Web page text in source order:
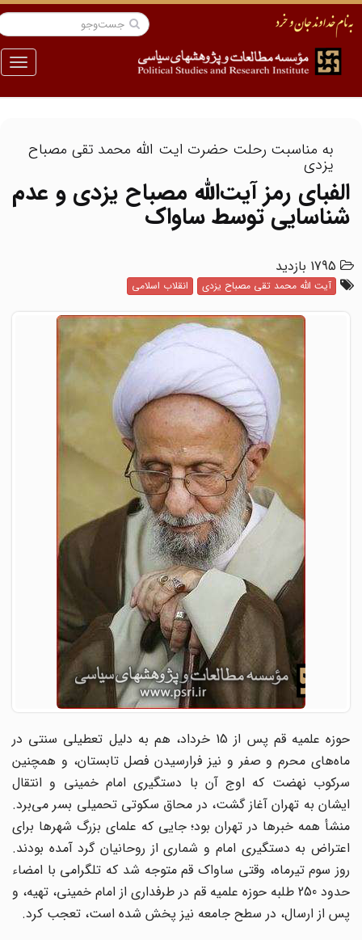
منو
به مناسبت رحلت حضرت ایت الله محمد تقی مصباح
یزدی
الفبای رمز آیت‌الله مصباح یزدی و عدم
شناسایی توسط ساواک
1795 بازدید
آیت الله محمد تقی مصباح یزدی انقلاب اسلامی
حوزه علمیه قم پس از 15 خرداد، هم به دلیل تعطیلی سنتی در
ماه‌های محرم و صفر و نیز فرارسیدن فصل تابستان، و همچنین
سرکوب نهضت که اوج آن با دستگیری امام خمینی و انتقال
ایشان به تهران آغاز گشت، در محاق سکوتی تحمیلی بسر می‌برد.
منشأ همه خبرها در تهران بود؛ جایی که علمای بزرگ شهرها برای
اعتراض به دستگیری امام و شماری از روحانیان گرد آمده بودند.
روز سوم تیرماه، وقتی ساواک قم متوجه شد که تلگرامی با امضاء
حدود 250 طلبه حوزه علمیه قم در طرفداری از امام خمینی، تهیه، و
پس از ارسال، در سطح جامعه نیز پخش شده است، تعجب کرد.